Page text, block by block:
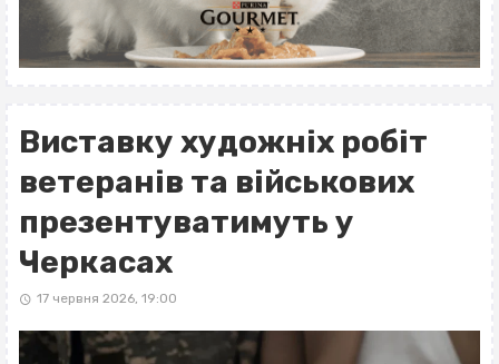
Виставку художніх робіт
ветеранів та військових
презентуватимуть у
Черкасах
17 червня 2026, 19:00